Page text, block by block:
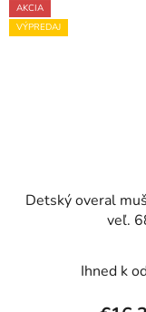
AKCIA
VÝPREDAJ
Detský overal
veľ.
Ihned k